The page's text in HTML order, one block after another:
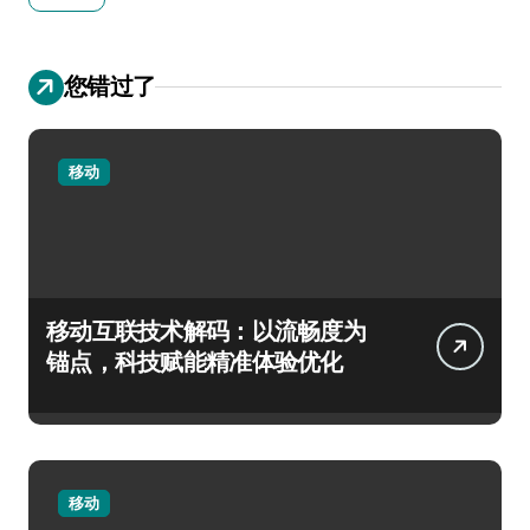
您错过了
移动
移动互联技术解码：以流畅度为
锚点，科技赋能精准体验优化
移动